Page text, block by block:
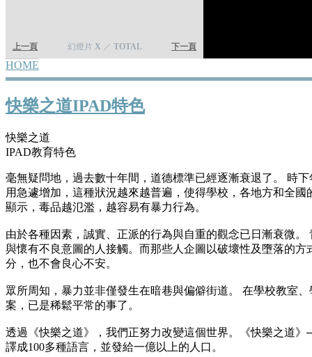
幻燈片 X ／ TOTAL
上一頁 下一頁
YOU ARE HERE
HOME
快樂之道IPAD特色
快樂之道
IPAD教育特色
毫無疑問地，過去數十年間，道德標準已經逐漸衰退了。 時
用急遽增加，這種狀況越來越普遍，使得學校，各地方和全國
顯示，毒品越氾濫，越容易有暴力行為。
由於各種因素，誠實、正派的行為與自重的觀念已日漸衰微。
與懷有不良意圖的人接觸。而那些人企圖以破壞性及墮落的
分，也不會良心不安。
眾所周知，暴力並非僅發生在暗巷與偏僻街道。 在學校教室
案，已是稀鬆平常的事了。
透過《快樂之道》，我們正努力改變這個世界。《快樂之道
譯成100多種語言，並發給一億以上的人口。